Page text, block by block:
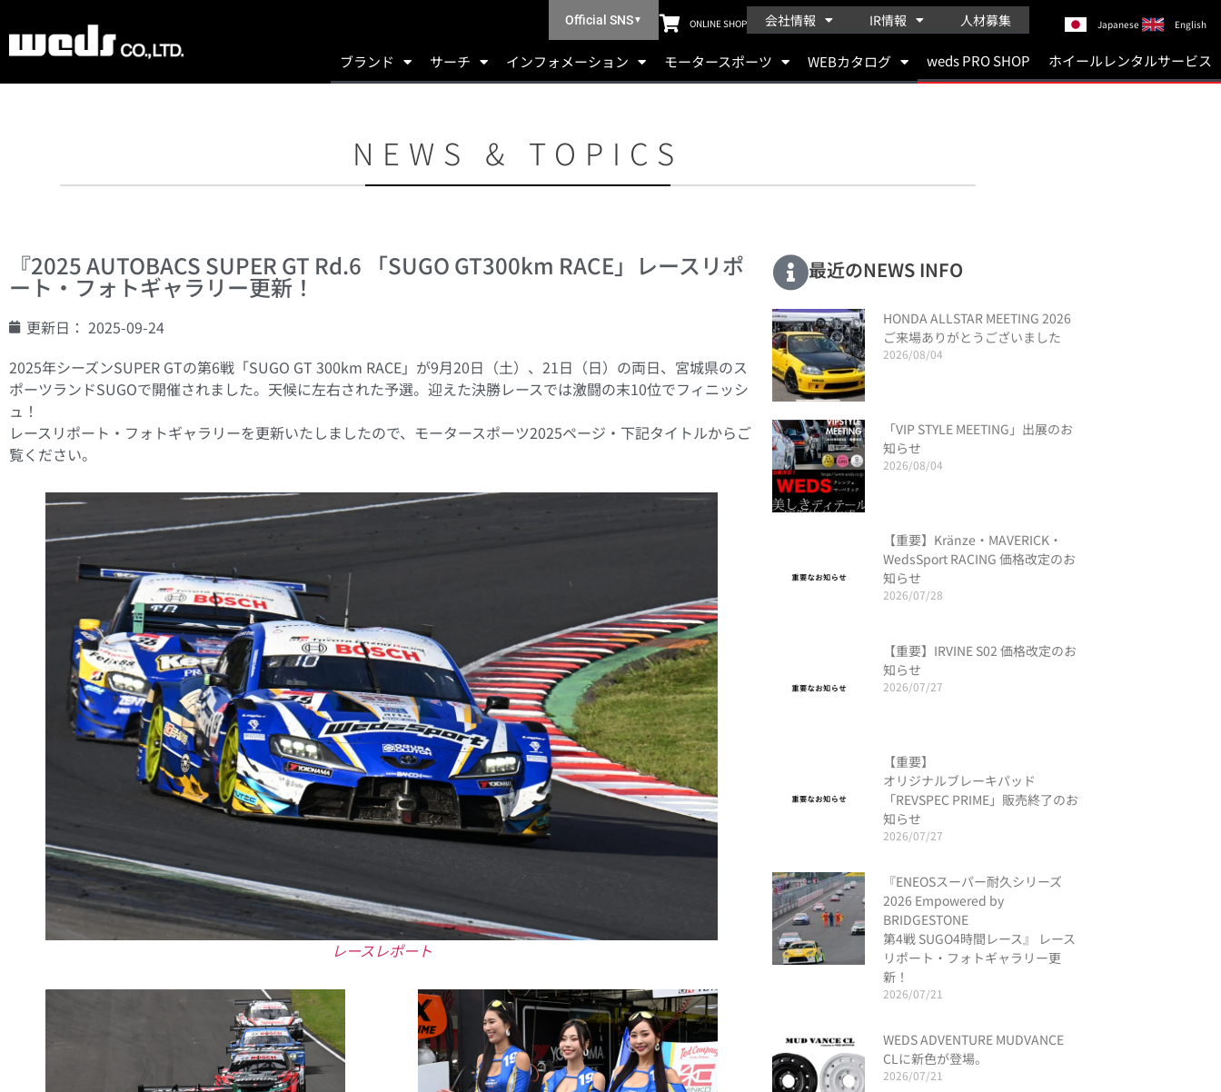
Official SNS▼ ONLINE SHOP 会社情報 IR情報 人材募集 Japanese English
ブランド サーチ インフォメーション モータースポーツ WEBカタログ weds PRO SHOP ホイールレンタルサービス
NEWS & TOPICS
『2025 AUTOBACS SUPER GT Rd.6 「SUGO GT300km RACE​」レースリポ
ート・フォトギャラリー更新！
更新日： 2025-09-24
2025年シーズンSUPER GTの第6戦「SUGO GT 300km RACE」が9月20日（土）、21日（日）の両日、宮城県のス
ポーツランドSUGOで開催されました。天候に左右された予選。迎えた決勝レースでは激闘の末10位でフィニッシ
ュ！
レースリポート・フォトギャラリーを更新いたしましたので、モータースポーツ2025ページ・下記タイトルからご
覧ください。
レースレポート
最近のNEWS INFO
HONDA ALLSTAR MEETING 2026
ご来場ありがとうございました
2026/08/04
「VIP STYLE MEETING」出展のお
知らせ
2026/08/04
【重要】Kränze・MAVERICK・
WedsSport RACING 価格改定のお
知らせ
2026/07/28
【重要】IRVINE S02 価格改定のお
知らせ
2026/07/27
【重要】
オリジナルブレーキパッド
「REVSPEC PRIME」販売終了のお
知らせ
2026/07/27
『ENEOSスーパー耐久シリーズ
2026 Empowered by
BRIDGESTONE
第4戦 SUGO4時間レース』 レース
リポート・フォトギャラリー更
新！
2026/07/21
WEDS ADVENTURE MUDVANCE
CLに新色が登場。
2026/07/21